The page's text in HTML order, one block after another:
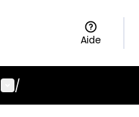
Aide
Menu utilisateur
/